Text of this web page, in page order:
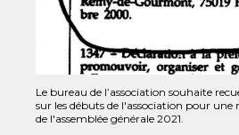
Le bureau de l’association souhaite
sur les débuts de l'association pour une
de l'assemblée générale 2021.